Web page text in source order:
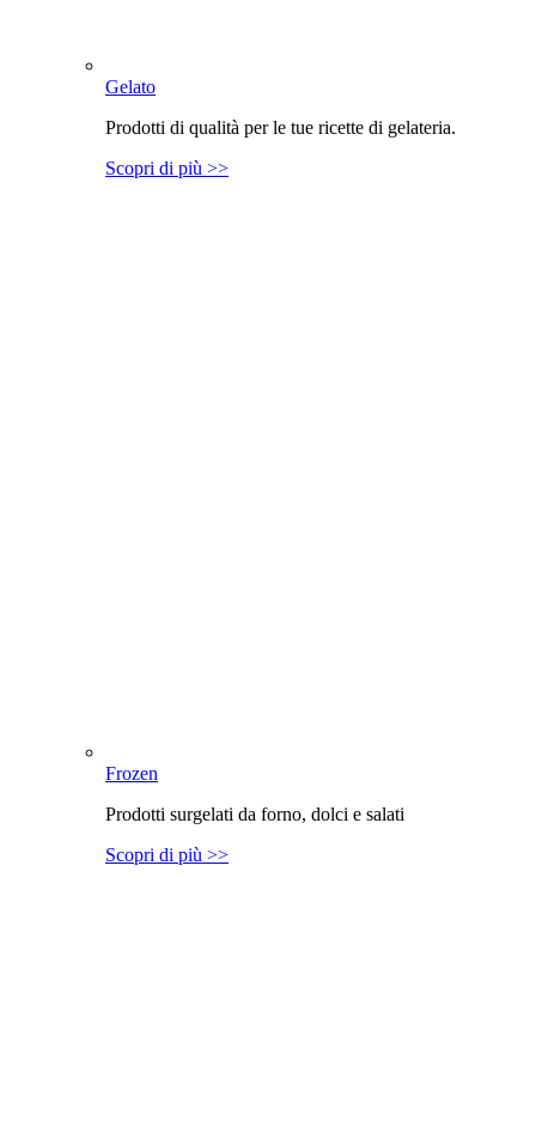
Gelato
Prodotti di qualità per le tue ricette di gelateria.
Scopri di più >>
Frozen
Prodotti surgelati da forno, dolci e salati
Scopri di più >>